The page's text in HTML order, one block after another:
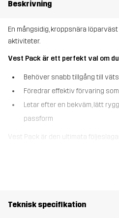
Beskrivning
En mångsidig, kroppsnära
aktiviteter.
Vest Pack är ett perfekt val om
Behöver snabb tillgång till
Föredrar effektiv förvaring
Letar efter en bekväm, lätt
passform
Vest Pack är den ultimata
två framfickor med säkra öglor
Teknisk specifikation